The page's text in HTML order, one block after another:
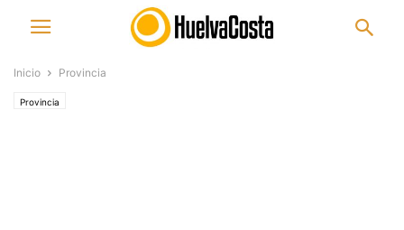
Inicio Provincia
Provincia